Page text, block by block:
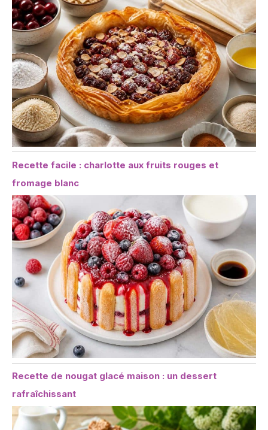
Recette facile : charlotte aux fruits rouges et
fromage blanc
Recette de nougat glacé maison : un dessert
rafraîchissant